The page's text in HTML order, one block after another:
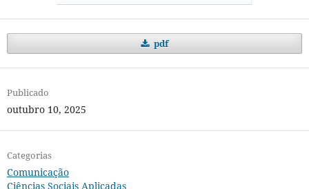
pdf
Publicado
outubro 10, 2025
Categorias
Comunicação
Ciências Sociais Aplicadas